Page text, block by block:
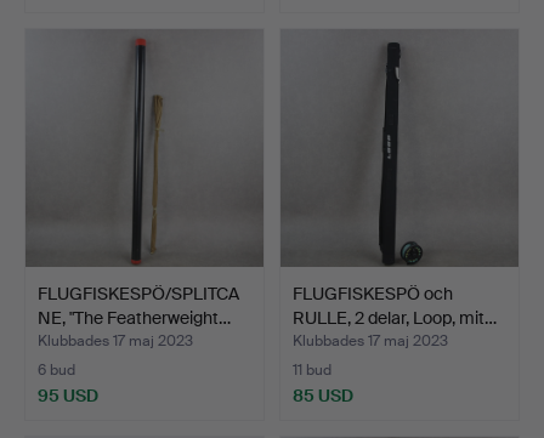
FLUGFISKESPÖ/SPLITCA
NE, "The Featherweight…
Klubbades 17 maj 2023
6 bud
95 USD
FLUGFISKESPÖ och
RULLE, 2 delar, Loop, mit…
Klubbades 17 maj 2023
11 bud
85 USD